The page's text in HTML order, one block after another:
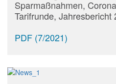
Sparmaßnahmen,
Tarifrunde, Jahresbericht
PDF (7/2021)